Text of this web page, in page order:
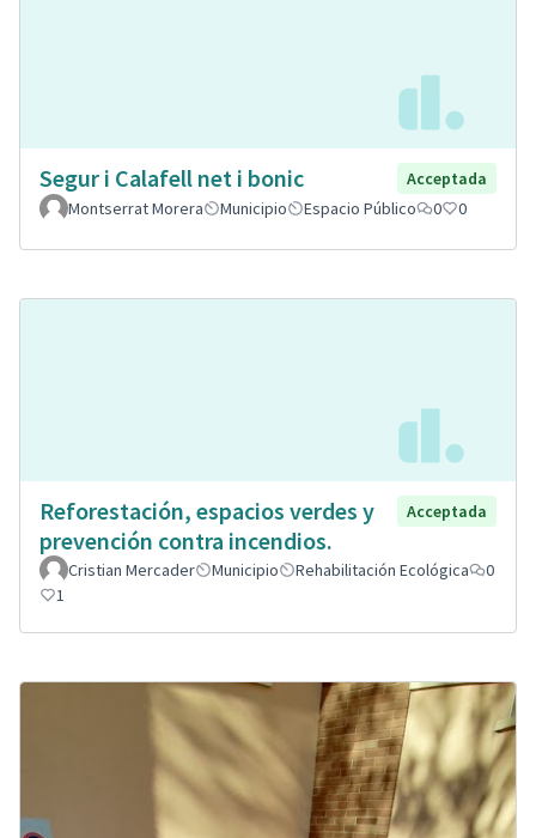
Segur i Calafell net i bonic
Acceptada
Montserrat Morera
Municipio Espacio Público 0 0
Reforestación, espacios verdes y
prevención contra incendios.
Acceptada
Cristian Mercader Municipio Rehabilitación Ecológica
0
1